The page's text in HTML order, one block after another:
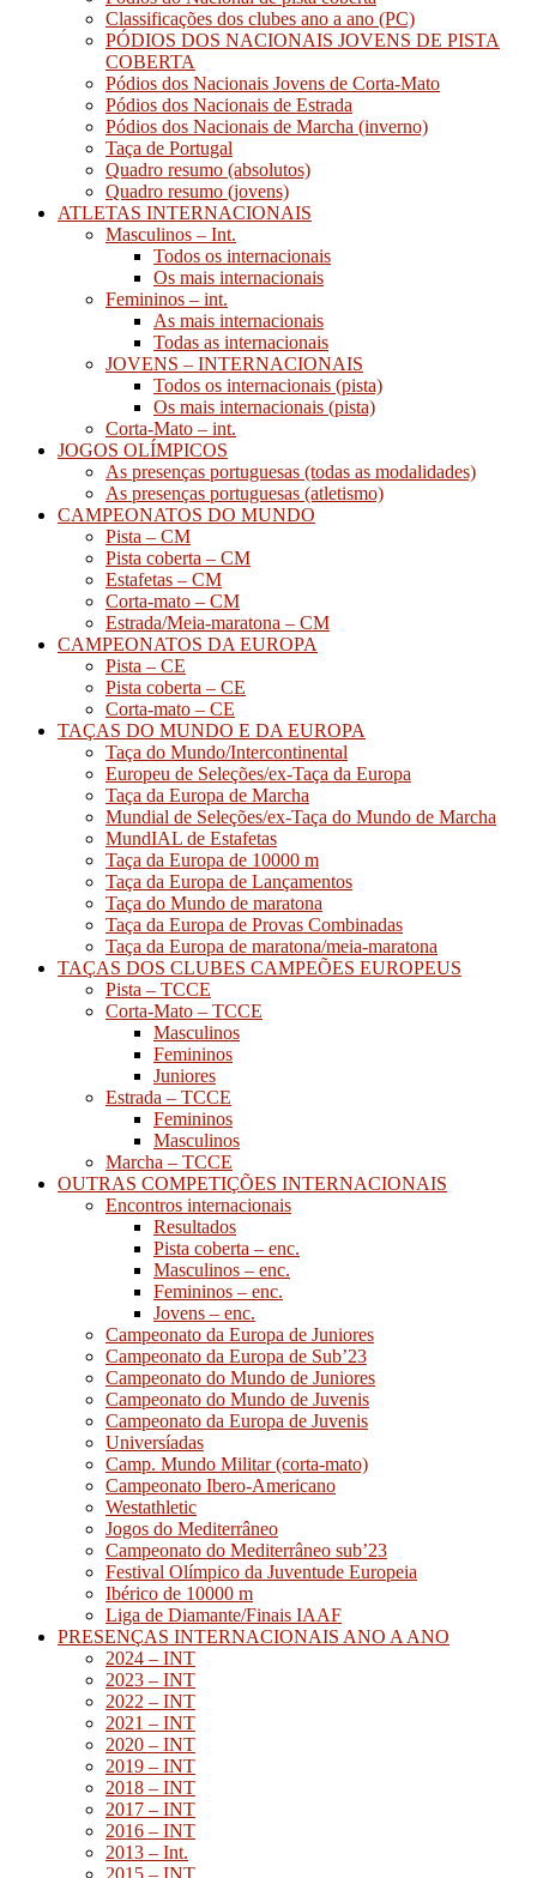
Classificações dos clubes ano a ano (PC)
PÓDIOS DOS NACIONAIS JOVENS DE PISTA
COBERTA
Pódios dos Nacionais Jovens de Corta-Mato
Pódios dos Nacionais de Estrada
Pódios dos Nacionais de Marcha (inverno)
Taça de Portugal
Quadro resumo (absolutos)
Quadro resumo (jovens)
ATLETAS INTERNACIONAIS
Masculinos – Int.
Todos os internacionais
Os mais internacionais
Femininos – int.
As mais internacionais
Todas as internacionais
JOVENS – INTERNACIONAIS
Todos os internacionais (pista)
Os mais internacionais (pista)
Corta-Mato – int.
JOGOS OLÍMPICOS
As presenças portuguesas (todas as modalidades)
As presenças portuguesas (atletismo)
CAMPEONATOS DO MUNDO
Pista – CM
Pista coberta – CM
Estafetas – CM
Corta-mato – CM
Estrada/Meia-maratona – CM
CAMPEONATOS DA EUROPA
Pista – CE
Pista coberta – CE
Corta-mato – CE
TAÇAS DO MUNDO E DA EUROPA
Taça do Mundo/Intercontinental
Europeu de Seleções/ex-Taça da Europa
Taça da Europa de Marcha
Mundial de Seleções/ex-Taça do Mundo de Marcha
MundIAL de Estafetas
Taça da Europa de 10000 m
Taça da Europa de Lançamentos
Taça do Mundo de maratona
Taça da Europa de Provas Combinadas
Taça da Europa de maratona/meia-maratona
TAÇAS DOS CLUBES CAMPEÕES EUROPEUS
Pista – TCCE
Corta-Mato – TCCE
Masculinos
Femininos
Juniores
Estrada – TCCE
Femininos
Masculinos
Marcha – TCCE
OUTRAS COMPETIÇÕES INTERNACIONAIS
Encontros internacionais
Resultados
Pista coberta – enc.
Masculinos – enc.
Femininos – enc.
Jovens – enc.
Campeonato da Europa de Juniores
Campeonato da Europa de Sub’23
Campeonato do Mundo de Juniores
Campeonato do Mundo de Juvenis
Campeonato da Europa de Juvenis
Universíadas
Camp. Mundo Militar (corta-mato)
Campeonato Ibero-Americano
Westathletic
Jogos do Mediterrâneo
Campeonato do Mediterrâneo sub’23
Festival Olímpico da Juventude Europeia
Ibérico de 10000 m
Liga de Diamante/Finais IAAF
PRESENÇAS INTERNACIONAIS ANO A ANO
2024 – INT
2023 – INT
2022 – INT
2021 – INT
2020 – INT
2019 – INT
2018 – INT
2017 – INT
2016 – INT
2013 – Int.
2015 – INT